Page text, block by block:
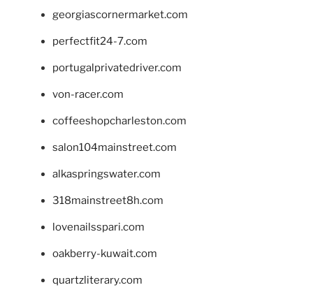
georgiascornermarket.com
perfectfit24-7.com
portugalprivatedriver.com
von-racer.com
coffeeshopcharleston.com
salon104mainstreet.com
alkaspringswater.com
318mainstreet8h.com
lovenailsspari.com
oakberry-kuwait.com
quartzliterary.com